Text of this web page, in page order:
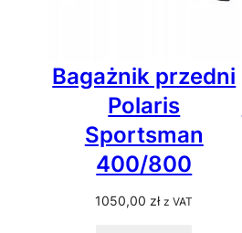
Bagażnik przedni
Polaris
Sportsman
400/800
1050,00 zł z VAT